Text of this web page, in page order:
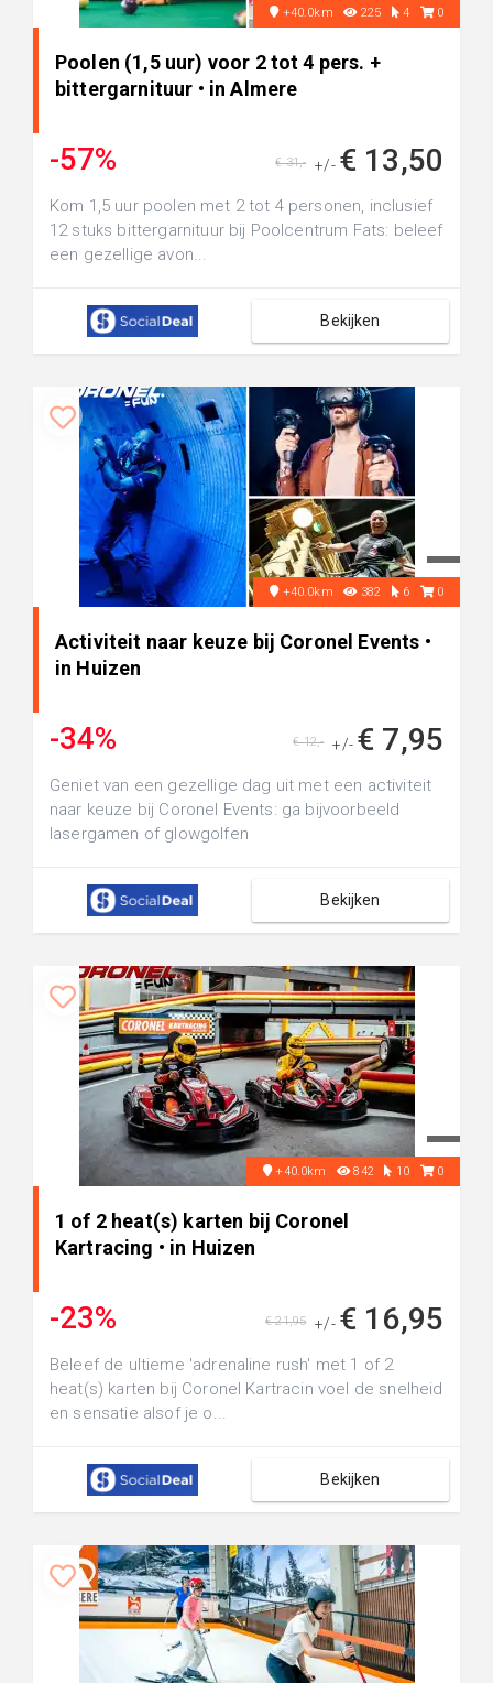
+40.0km 225 4 0
Poolen (1,5 uur) voor 2 tot 4 pers. +
bittergarnituur • in Almere
-57% +/- € 13,50
€ 31,-
Kom 1,5 uur poolen met 2 tot 4 personen, inclusief
12 stuks bittergarnituur bij Poolcentrum Fats: beleef
een gezellige avon...
Bekijken
+40.0km 382 6 0
Activiteit naar keuze bij Coronel Events •
in Huizen
-34% +/- € 7,95
€ 12,-
Geniet van een gezellige dag uit met een activiteit
naar keuze bij Coronel Events: ga bijvoorbeeld
lasergamen of glowgolfen
Bekijken
+40.0km 842 10 0
1 of 2 heat(s) karten bij Coronel
Kartracing • in Huizen
-23% +/- € 16,95
€ 21,95
Beleef de ultieme 'adrenaline rush' met 1 of 2
heat(s) karten bij Coronel Kartracin voel de snelheid
en sensatie alsof je o...
Bekijken